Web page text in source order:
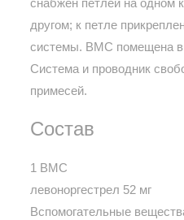
снабжен петлей на одном
другом; к петле
системы. ВМС помещена в
Система и проводник
примесей.
Состав
1 ВМС
левоноргестрел 52 мг
Вспомогательные